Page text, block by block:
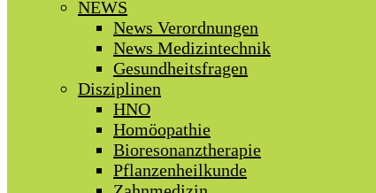
NEWS
News Verordnungen
News Medizintechnik
Gesundheitsfragen
Disziplinen
HNO
Homöopathie
Bioresonanztherapie
Pflanzenheilkunde